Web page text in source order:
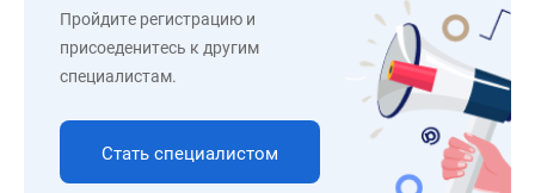
Пройдите регистрацию и
присоеденитесь к другим
специалистам.
Стать специалистом